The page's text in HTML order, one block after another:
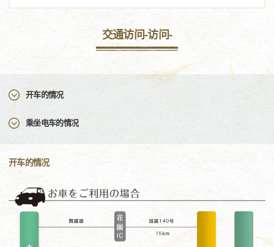
交通访问-访问-
开车的情况
乘坐电车的情况
开车的情况